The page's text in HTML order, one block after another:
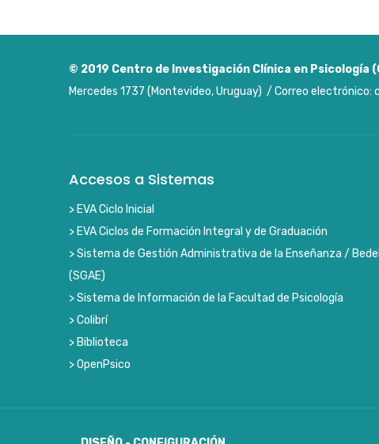
© 2019 Centro de Investigación Clínica en Psicología
Mercedes 1737 (Montevideo, Uruguay) / Correo
Accesos a Sistemas
> EVA Ciclo Inicial
> EVA Ciclos de Formación Integral y de Graduación
> Sistema de Gestión Administrativa de la Enseñanza /
(SGAE)
> Sistema de Información de la Facultad de Psicología
> Colibrí
> Biblioteca
> OpenPsico